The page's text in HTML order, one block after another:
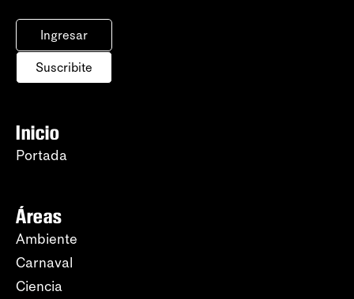
Ingresar
Suscribite
Inicio
Portada
Áreas
Ambiente
Carnaval
Ciencia